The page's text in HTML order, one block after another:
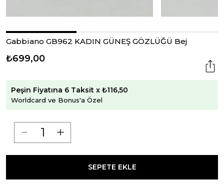
Gabbiano GB962 KADIN GÜNEŞ GÖZLÜĞÜ Bej
₺699,00
Peşin Fiyatına 6 Taksit x ₺116,50
Worldcard ve Bonus'a Özel
SEPETE EKLE